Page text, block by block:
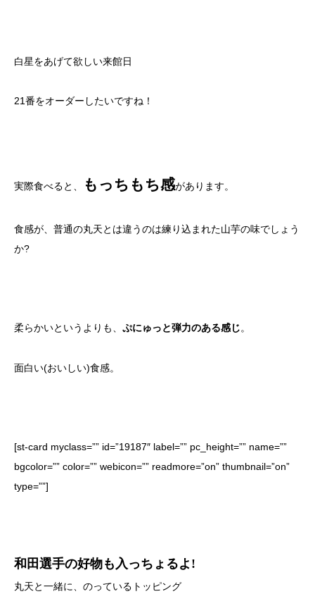
白星をあげて欲しい来館日
21番をオーダーしたいですね！
実際食べると、 もっちもち感があります。
食感が、普通の丸天とは違うのは練り込まれた山芋の味でしょう
か?
柔らかいというよりも、 ぷにゅっと弾力のある感じ。
面白い(おいしい)食感。
[st-card myclass=”” id=”19187″ label=”” pc_height=”” name=””
bgcolor=”” color=”” webicon=”” readmore=”on” thumbnail=”on”
type=””]
和田選手の好物も入っちょるよ!
丸天と一緒に、のっているトッピング